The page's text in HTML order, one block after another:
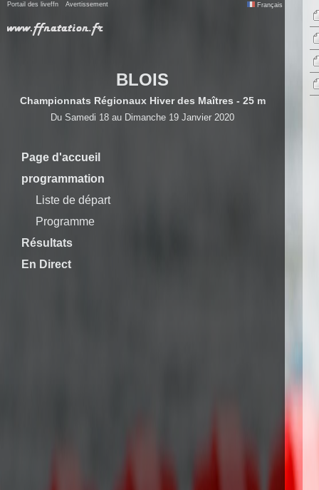
Portail des liveffn Avertissement Français
BLOIS
Championnats Régionaux Hiver des Maîtres - 25 m
Du Samedi 18 au Dimanche 19 Janvier 2020
Page d'accueil
programmation
Liste de départ
Programme
Résultats
En Direct